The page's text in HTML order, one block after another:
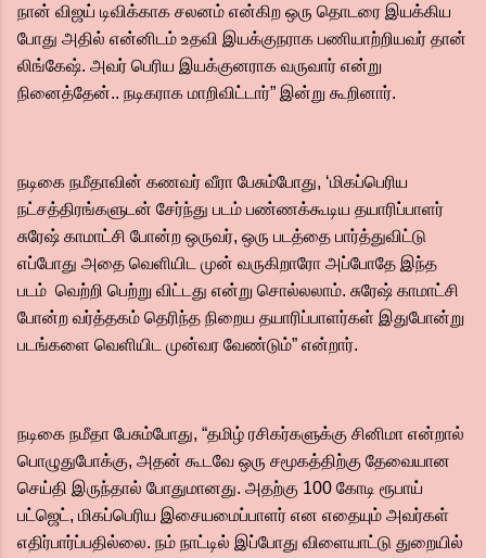
நான் விஜய் டிவிக்காக சலனம் என்கிற ஒரு தொடரை இயக்கிய
போது அதில் என்னிடம் உதவி இயக்குநராக பணியாற்றியவர் தான்
லிங்கேஷ். அவர் பெரிய இயக்குனராக வருவார் என்று
நினைத்தேன்.. நடிகராக மாறிவிட்டார்” இன்று கூறினார்.
நடிகை நமீதாவின் கணவர் வீரா பேசும்போது, ‘மிகப்பெரிய
நட்சத்திரங்களுடன் சேர்ந்து படம் பண்ணக்கூடிய தயாரிப்பாளர்
சுரேஷ் காமாட்சி போன்ற ஒருவர், ஒரு படத்தை பார்த்துவிட்டு
எப்போது அதை வெளியிட முன் வருகிறாரோ அப்போதே இந்த
படம் வெற்றி பெற்று விட்டது என்று சொல்லலாம். சுரேஷ் காமாட்சி
போன்ற வர்த்தகம் தெரிந்த நிறைய தயாரிப்பாளர்கள் இதுபோன்று
படங்களை வெளியிட முன்வர வேண்டும்” என்றார்.
நடிகை நமீதா பேசும்போது, “தமிழ் ரசிகர்களுக்கு சினிமா என்றால்
பொழுதுபோக்கு, அதன் கூடவே ஒரு சமூகத்திற்கு தேவையான
செய்தி இருந்தால் போதுமானது. அதற்கு 100 கோடி ரூபாய்
பட்ஜெட், மிகப்பெரிய இசையமைப்பாளர் என எதையும் அவர்கள்
எதிர்பார்ப்பதில்லை. நம் நாட்டில் இப்போது விளையாட்டு துறையில்